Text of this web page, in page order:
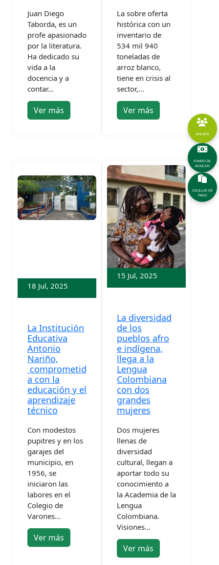
Juan Diego
Taborda, es un
profe apasionado
por la literatura.
Ha dedicado su
vida a la
docencia y a
contar...
Ver más
La sobre oferta
histórica con un
inventario de
534 mil 940
toneladas de
arroz blanco,
tiene en crisis al
sector,...
Ver más
18 Jul, 2025
La Institución
Educativa
Antonio
Nariño,
comprometid
a con la
educación y el
aprendizaje
técnico
Con modestos
pupitres y en los
garajes del
municipio, en
1956, se
iniciaron las
labores en el
Colegio de
Varones...
Ver más
15 Jul, 2025
La diversidad
de los
pueblos afro
e indígena,
llega a la
Lengua
Colombiana
con dos
grandes
mujeres
Dos mujeres
llenas de
diversidad
cultural, llegan a
aportar todo su
conocimiento a
la Academia de la
Lengua
Colombiana.
Visiones...
Ver más
AFÍLIATE
FONDO DE
AUXILIOS
COLILLAS DE
PAGO